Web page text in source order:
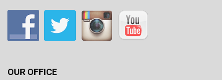
OUR OFFICE